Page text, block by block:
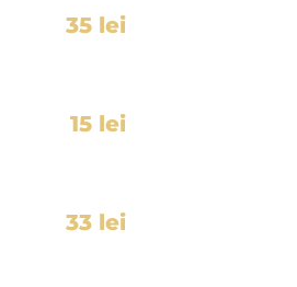
35 lei
15 lei
33 lei